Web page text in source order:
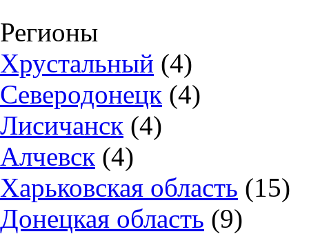
Регионы
Хрустальный (4)
Северодонецк (4)
Лисичанск (4)
Алчевск (4)
Харьковская область (15)
Донецкая область (9)